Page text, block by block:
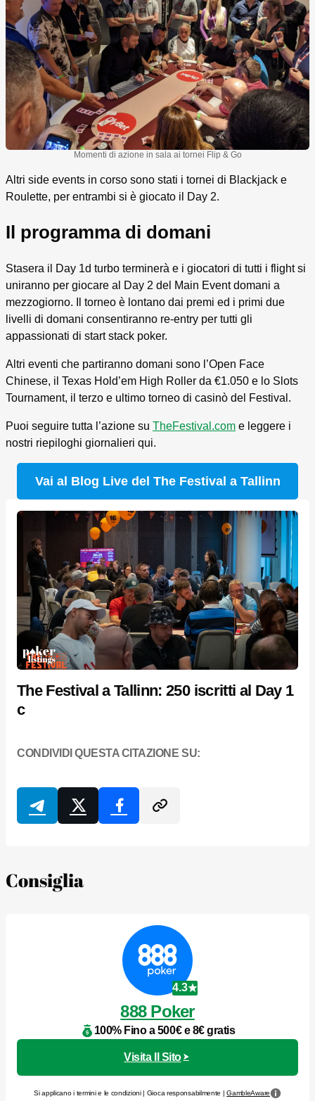
Momenti di azione in sala ai tornei Flip & Go
Altri side events in corso sono stati i tornei di Blackjack e
Roulette, per entrambi si è giocato il Day 2.
Il programma di domani
Stasera il Day 1d turbo terminerà e i giocatori di tutti i flight si
uniranno per giocare al Day 2 del Main Event domani a
mezzogiorno. Il torneo è lontano dai premi ed i primi due
livelli di domani consentiranno re-entry per tutti gli
appassionati di start stack poker.
Altri eventi che partiranno domani sono l’Open Face
Chinese, il Texas Hold’em High Roller da €1.050 e lo Slots
Tournament, il terzo e ultimo torneo di casinò del Festival.
Puoi seguire tutta l’azione su TheFestival.com e leggere i
nostri riepiloghi giornalieri qui.
Vai al Blog Live del The Festival a Tallinn
The Festival a Tallinn: 250 iscritti al Day 1
c
CONDIVIDI QUESTA CITAZIONE SU:
Consiglia
4.3
888 Poker
100% Fino a 500€ e 8€ gratis
Visita Il Sito
Si applicano i termini e le condizioni | Gioca responsabilmente |GambleAware